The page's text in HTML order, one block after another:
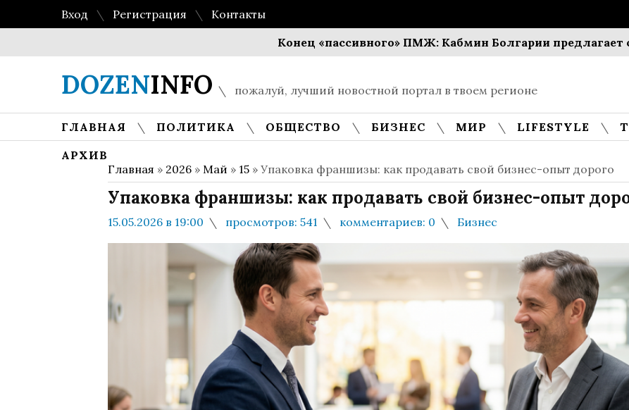
Вход Регистрация
Контакты
Конец «пассивного» ПМЖ: Кабмин Болгарии предлагает
DOZENINFO пожалуй, лучший новостной портал в твоем регионе
ГЛАВНАЯ ПОЛИТИКА ОБЩЕСТВО БИЗНЕС МИР LIFESTYLE
АРХИВ
Главная » 2026 » Май » 15 » Упаковка франшизы: как продавать свой бизнес-опыт дорого
Упаковка франшизы: как продавать свой бизнес-опыт
15.05.2026 в 19:00 просмотров: 541 комментариев: 0 Бизнес